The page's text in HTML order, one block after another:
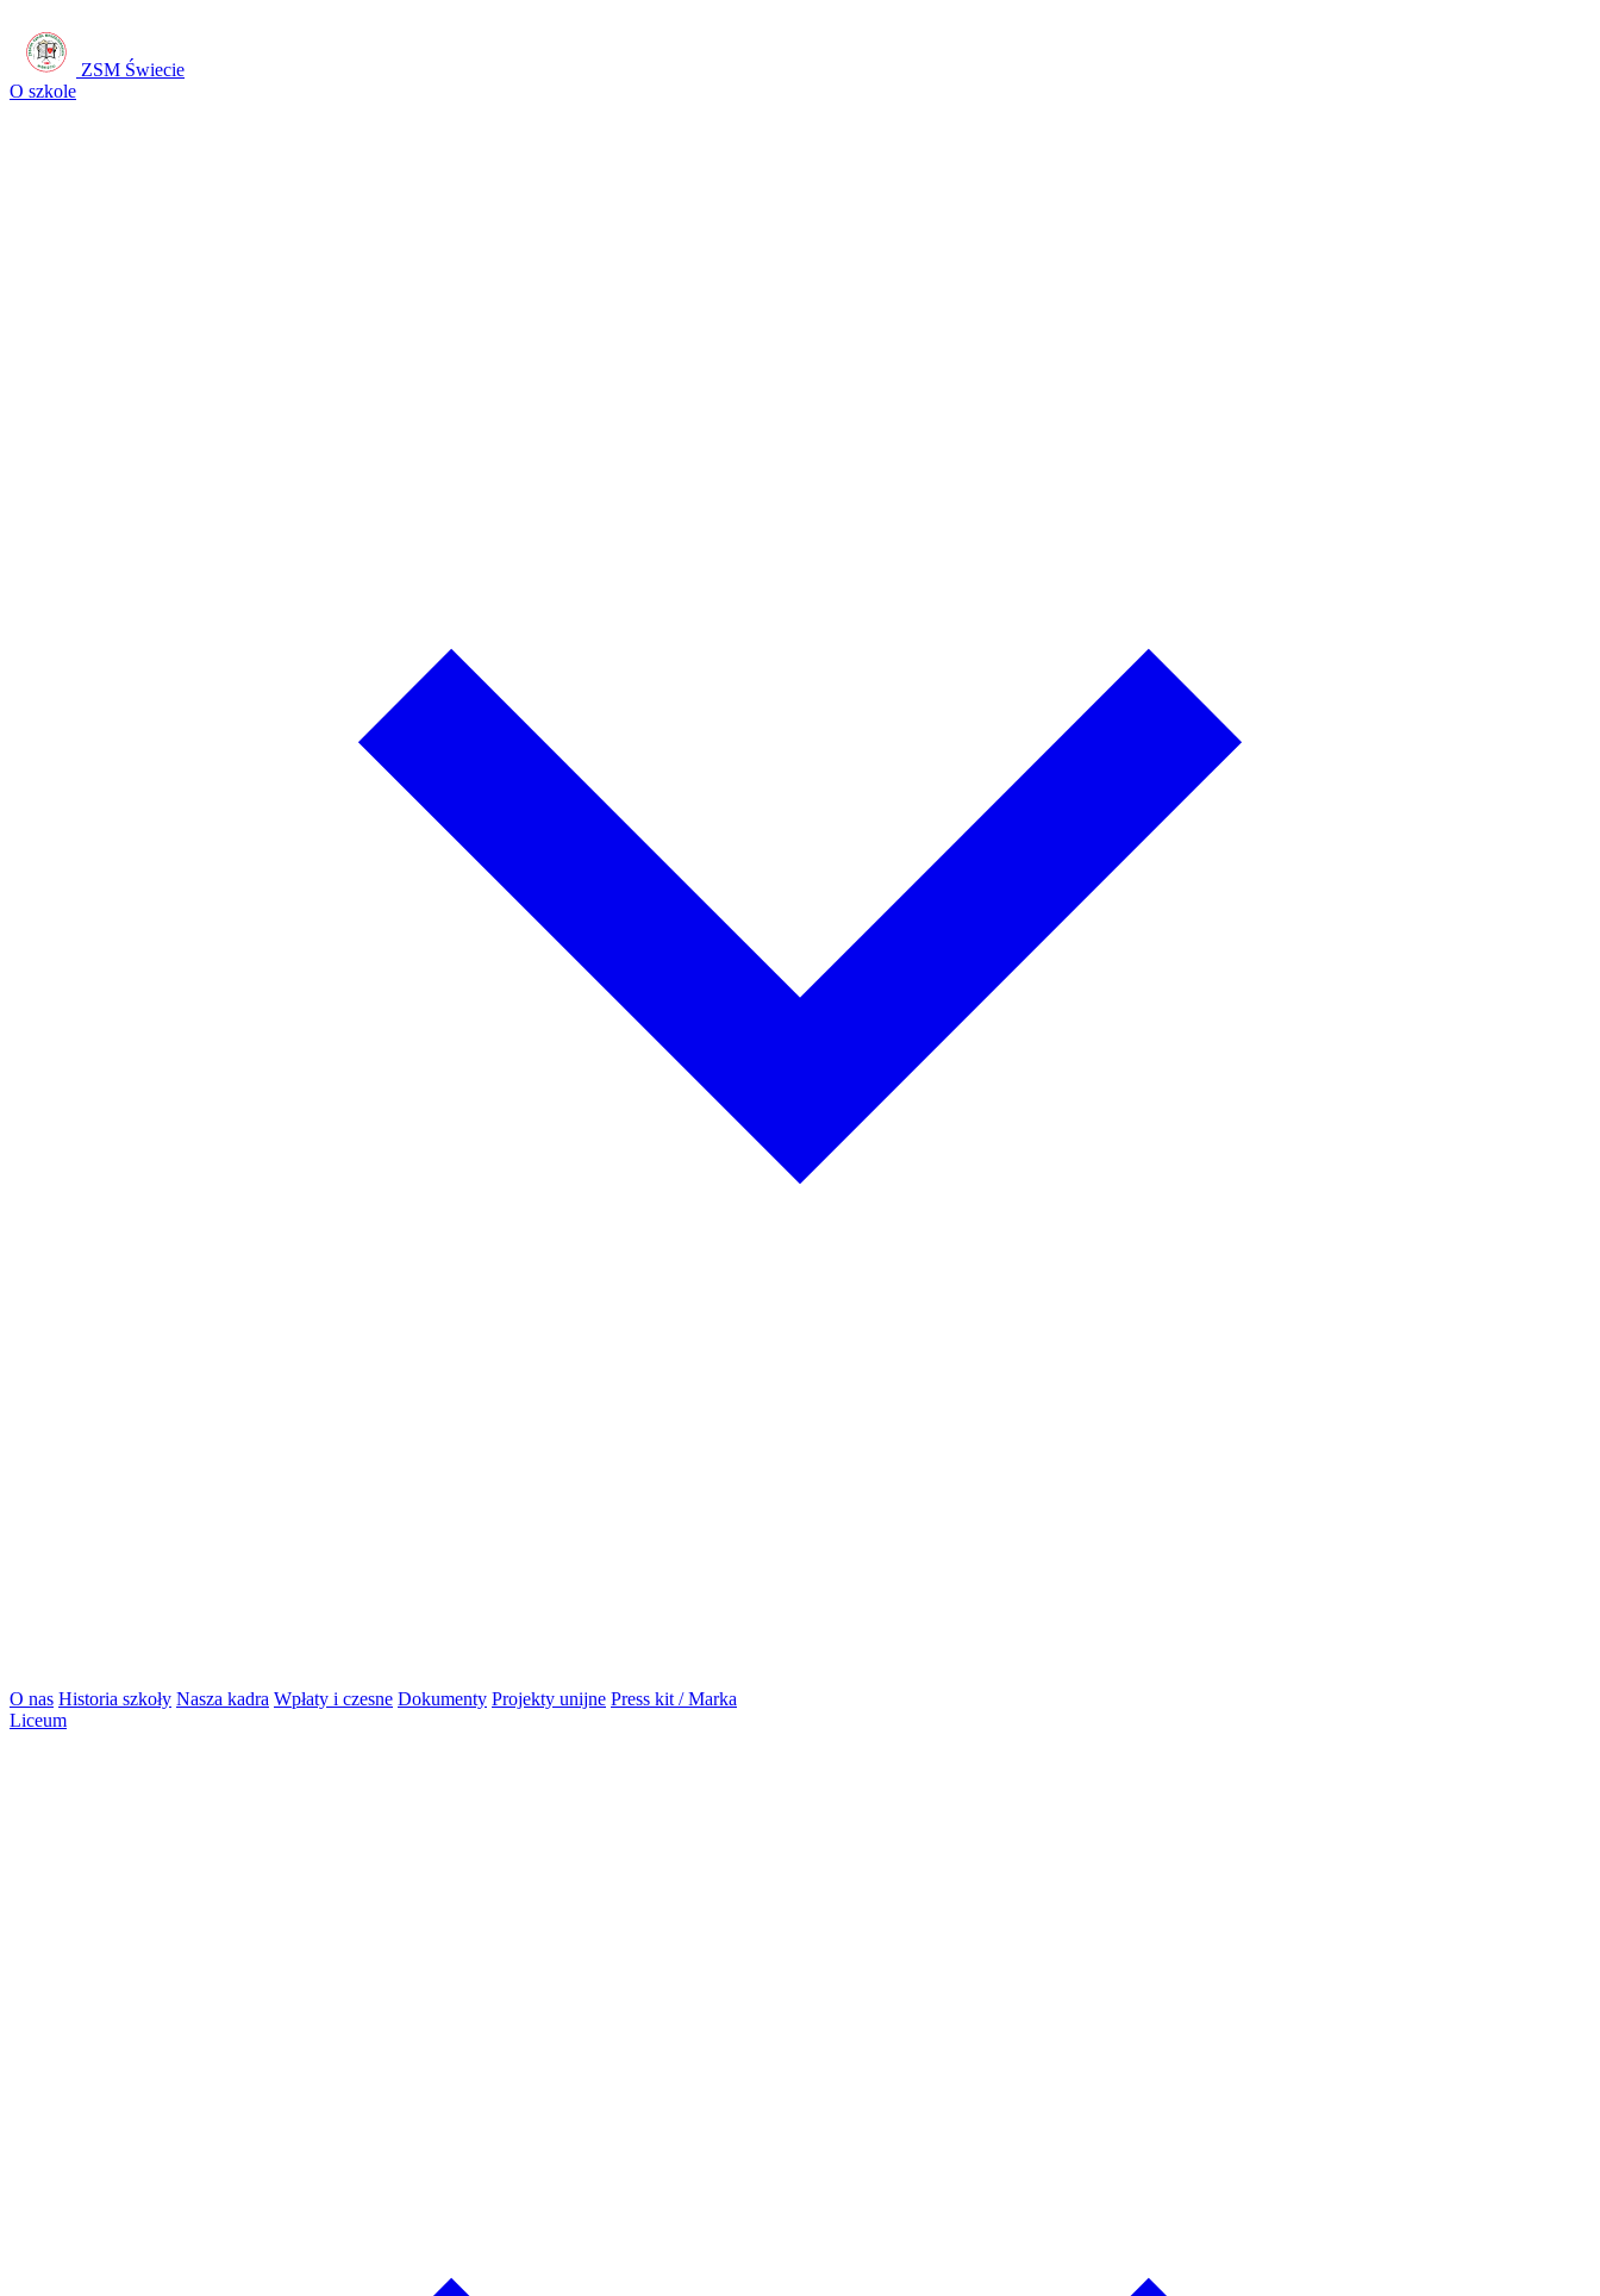
ZSM Świecie
O szkole
O nas Historia szkoły Nasza kadra Wpłaty i czesne Dokumenty Projekty unijne Press kit / Marka
Liceum